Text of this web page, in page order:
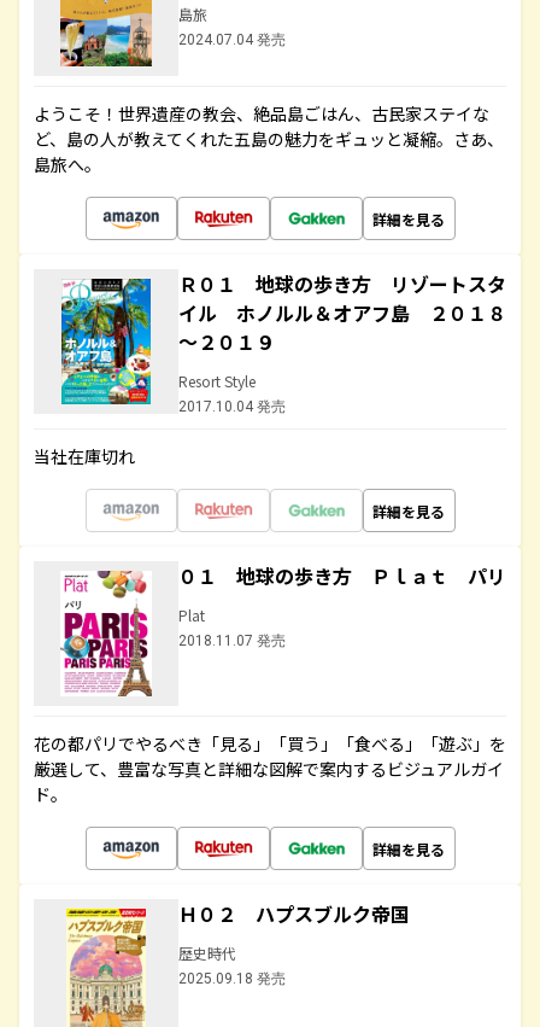
島旅
2024.07.04 発売
ようこそ！世界遺産の教会、絶品島ごはん、古民家ステイな
ど、島の人が教えてくれた五島の魅力をギュッと凝縮。さあ、
島旅へ。
詳細を見る
Ｒ０１ 地球の歩き方 リゾートスタ
イル ホノルル＆オアフ島 ２０１８
～２０１９
Resort Style
2017.10.04 発売
当社在庫切れ
詳細を見る
０１ 地球の歩き方 Ｐｌａｔ パリ
Plat
2018.11.07 発売
花の都パリでやるべき「見る」「買う」「食べる」「遊ぶ」を
厳選して、豊富な写真と詳細な図解で案内するビジュアルガイ
ド。
詳細を見る
Ｈ０２ ハプスブルク帝国
歴史時代
2025.09.18 発売